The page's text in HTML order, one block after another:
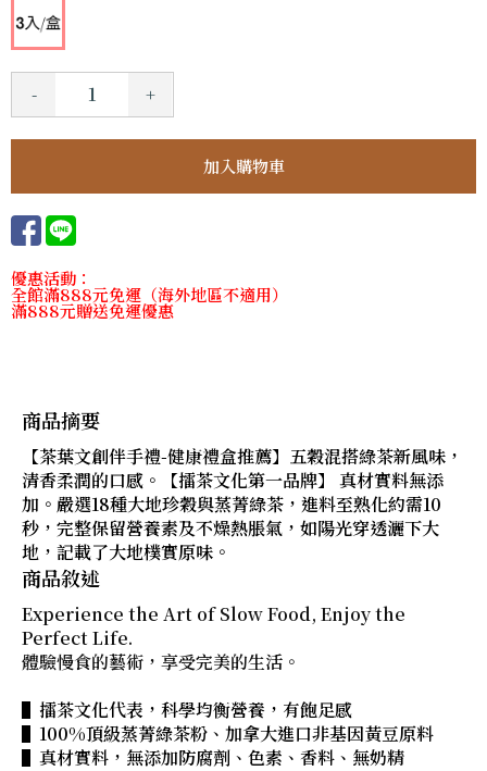
- +
優惠活動：
全館滿888元免運（海外地區不適用）
滿888元贈送免運優惠
商品摘要
【茶葉文創伴手禮-健康禮盒推薦】五穀混搭綠茶新風味，
清香柔潤的口感。【擂茶文化第一品牌】 真材實料無添
加。嚴選18種大地珍穀與蒸菁綠茶，進料至熟化約需10
秒，完整保留營養素及不燥熱脹氣，如陽光穿透灑下大
地，記載了大地樸實原味。
商品敘述
Experience the Art of Slow Food, Enjoy the
Perfect Life.
體驗慢食的藝術，享受完美的生活。
▌擂茶文化代表，科學均衡營養，有飽足感
▌100%頂級蒸菁綠茶粉、加拿大進口非基因黃豆原料
▌真材實料，無添加防腐劑、色素、香料、無奶精